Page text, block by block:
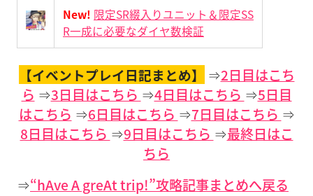
New! 限定SR綴入りユニット＆限定SS
R一成に必要なダイヤ数検証
【イベントプレイ日記まとめ】 ⇒2日目はこち
ら ⇒3日目はこちら ⇒4日目はこちら ⇒5日目
はこちら ⇒6日目はこちら ⇒7日目はこちら ⇒
8日目はこちら ⇒9日目はこちら ⇒最終日はこ
ちら
⇒“hAve A greAt trip!”攻略記事まとめへ戻る